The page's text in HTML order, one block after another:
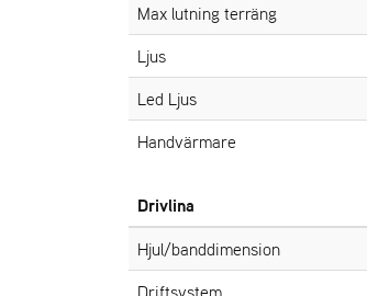
Max lutning terräng
Ljus
Led Ljus
Handvärmare
Drivlina
Hjul/banddimension